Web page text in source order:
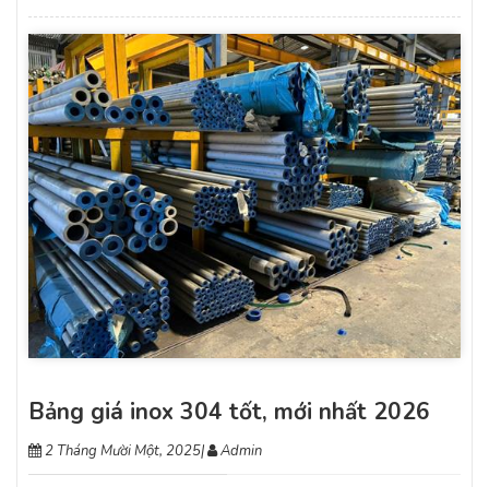
Bảng giá inox 304 tốt, mới nhất 2026
2 Tháng Mười Một, 2025| Admin